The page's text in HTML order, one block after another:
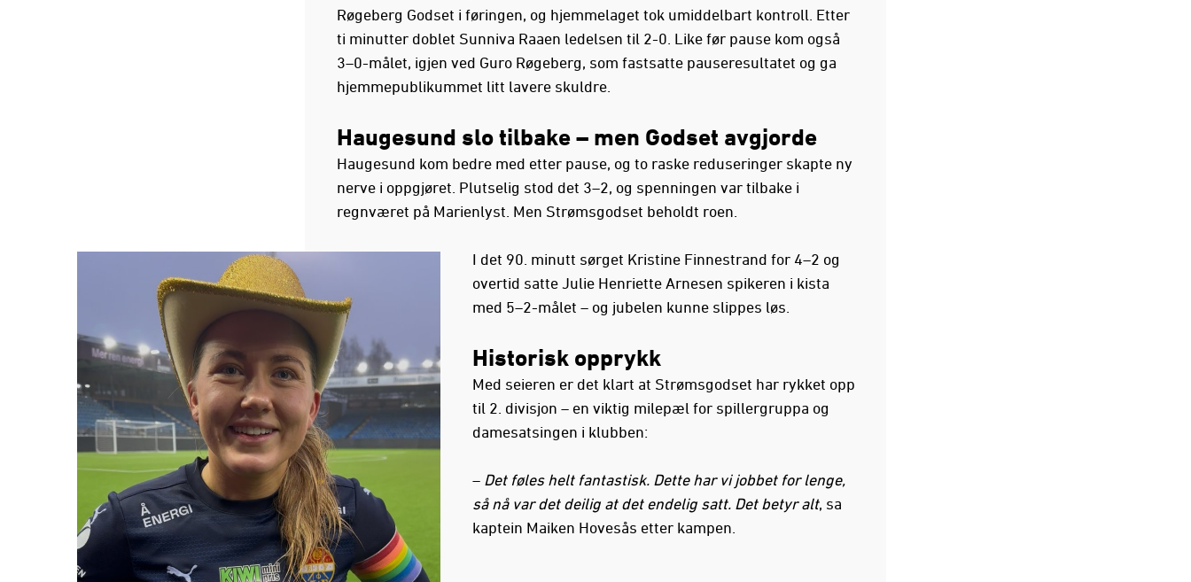
Røgeberg Godset i føringen, og hjemmelaget tok umiddelbart kontroll. Etter
ti minutter doblet Sunniva Raaen ledelsen til 2-0. Like før pause kom også
3–0-målet, igjen ved Guro Røgeberg, som fastsatte pauseresultatet og ga
hjemmepublikummet litt lavere skuldre.
Haugesund slo tilbake – men Godset avgjorde
Haugesund kom bedre med etter pause, og to raske reduseringer skapte ny
nerve i oppgjøret. Plutselig stod det 3–2, og spenningen var tilbake i
regnværet på Marienlyst. Men Strømsgodset beholdt roen.
I det 90. minutt sørget Kristine Finnestrand for 4–2 og
overtid satte Julie Henriette Arnesen spikeren i kista
med 5–2-målet – og jubelen kunne slippes løs.
Historisk opprykk
Med seieren er det klart at Strømsgodset har rykket opp
til 2. divisjon – en viktig milepæl for spillergruppa og
damesatsingen i klubben:
– Det føles helt fantastisk. Dette har vi jobbet for lenge,
så nå var det deilig at det endelig satt. Det betyr alt, sa
kaptein Maiken Hovesås etter kampen.